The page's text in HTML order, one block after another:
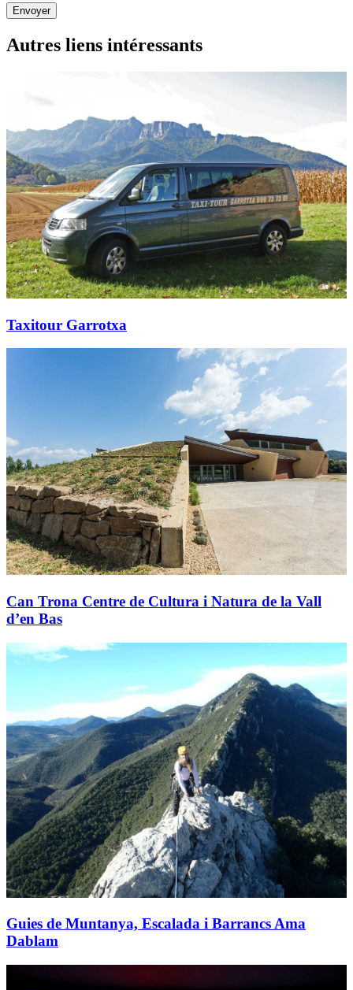
Envoyer
Autres liens intéressants
Taxitour Garrotxa
Can Trona Centre de Cultura i Natura de la Vall
d’en Bas
Guies de Muntanya, Escalada i Barrancs Ama
Dablam